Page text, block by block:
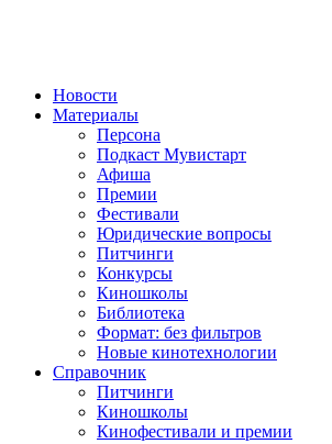
Новости
Материалы
Персона
Подкаст Мувистарт
Афиша
Премии
Фестивали
Юридические вопросы
Питчинги
Конкурсы
Киношколы
Библиотека
Формат: без фильтров
Новые кинотехнологии
Справочник
Питчинги
Киношколы
Кинофестивали и премии